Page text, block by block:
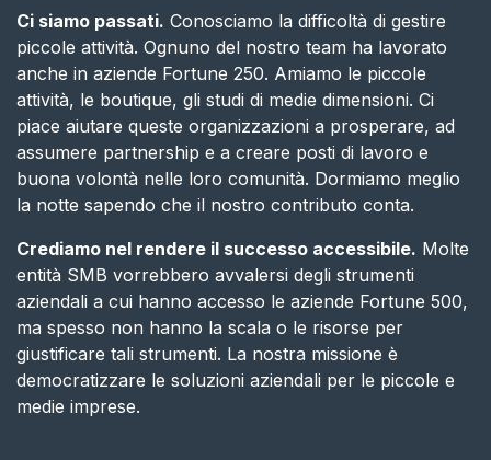
Ci siamo passati. Conosciamo la difficoltà di gestire
piccole attività. Ognuno del nostro team ha lavorato
anche in aziende Fortune 250. Amiamo le piccole
attività, le boutique, gli studi di medie dimensioni. Ci
piace aiutare queste organizzazioni a prosperare, ad
assumere partnership e a creare posti di lavoro e
buona volontà nelle loro comunità. Dormiamo meglio
la notte sapendo che il nostro contributo conta​.
Crediamo nel rendere il successo accessibile. Molte
entità SMB vorrebbero avvalersi degli strumenti
aziendali a cui hanno accesso le aziende Fortune 500,
ma spesso non hanno la scala o le risorse per
giustificare tali strumenti. La nostra missione è
democratizzare le soluzioni aziendali per le piccole e
medie imprese.